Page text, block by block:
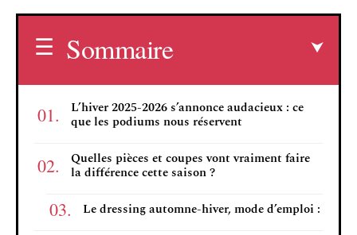
Sommaire
L’hiver 2025-2026 s’annonce audacieux : ce
que les podiums nous réservent
Quelles pièces et coupes vont vraiment faire
la différence cette saison ?
Le dressing automne-hiver, mode d’emploi :